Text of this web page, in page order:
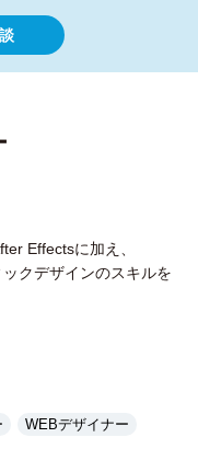
Effectsに加え、
クデザインのスキルを
WEBデザイナー